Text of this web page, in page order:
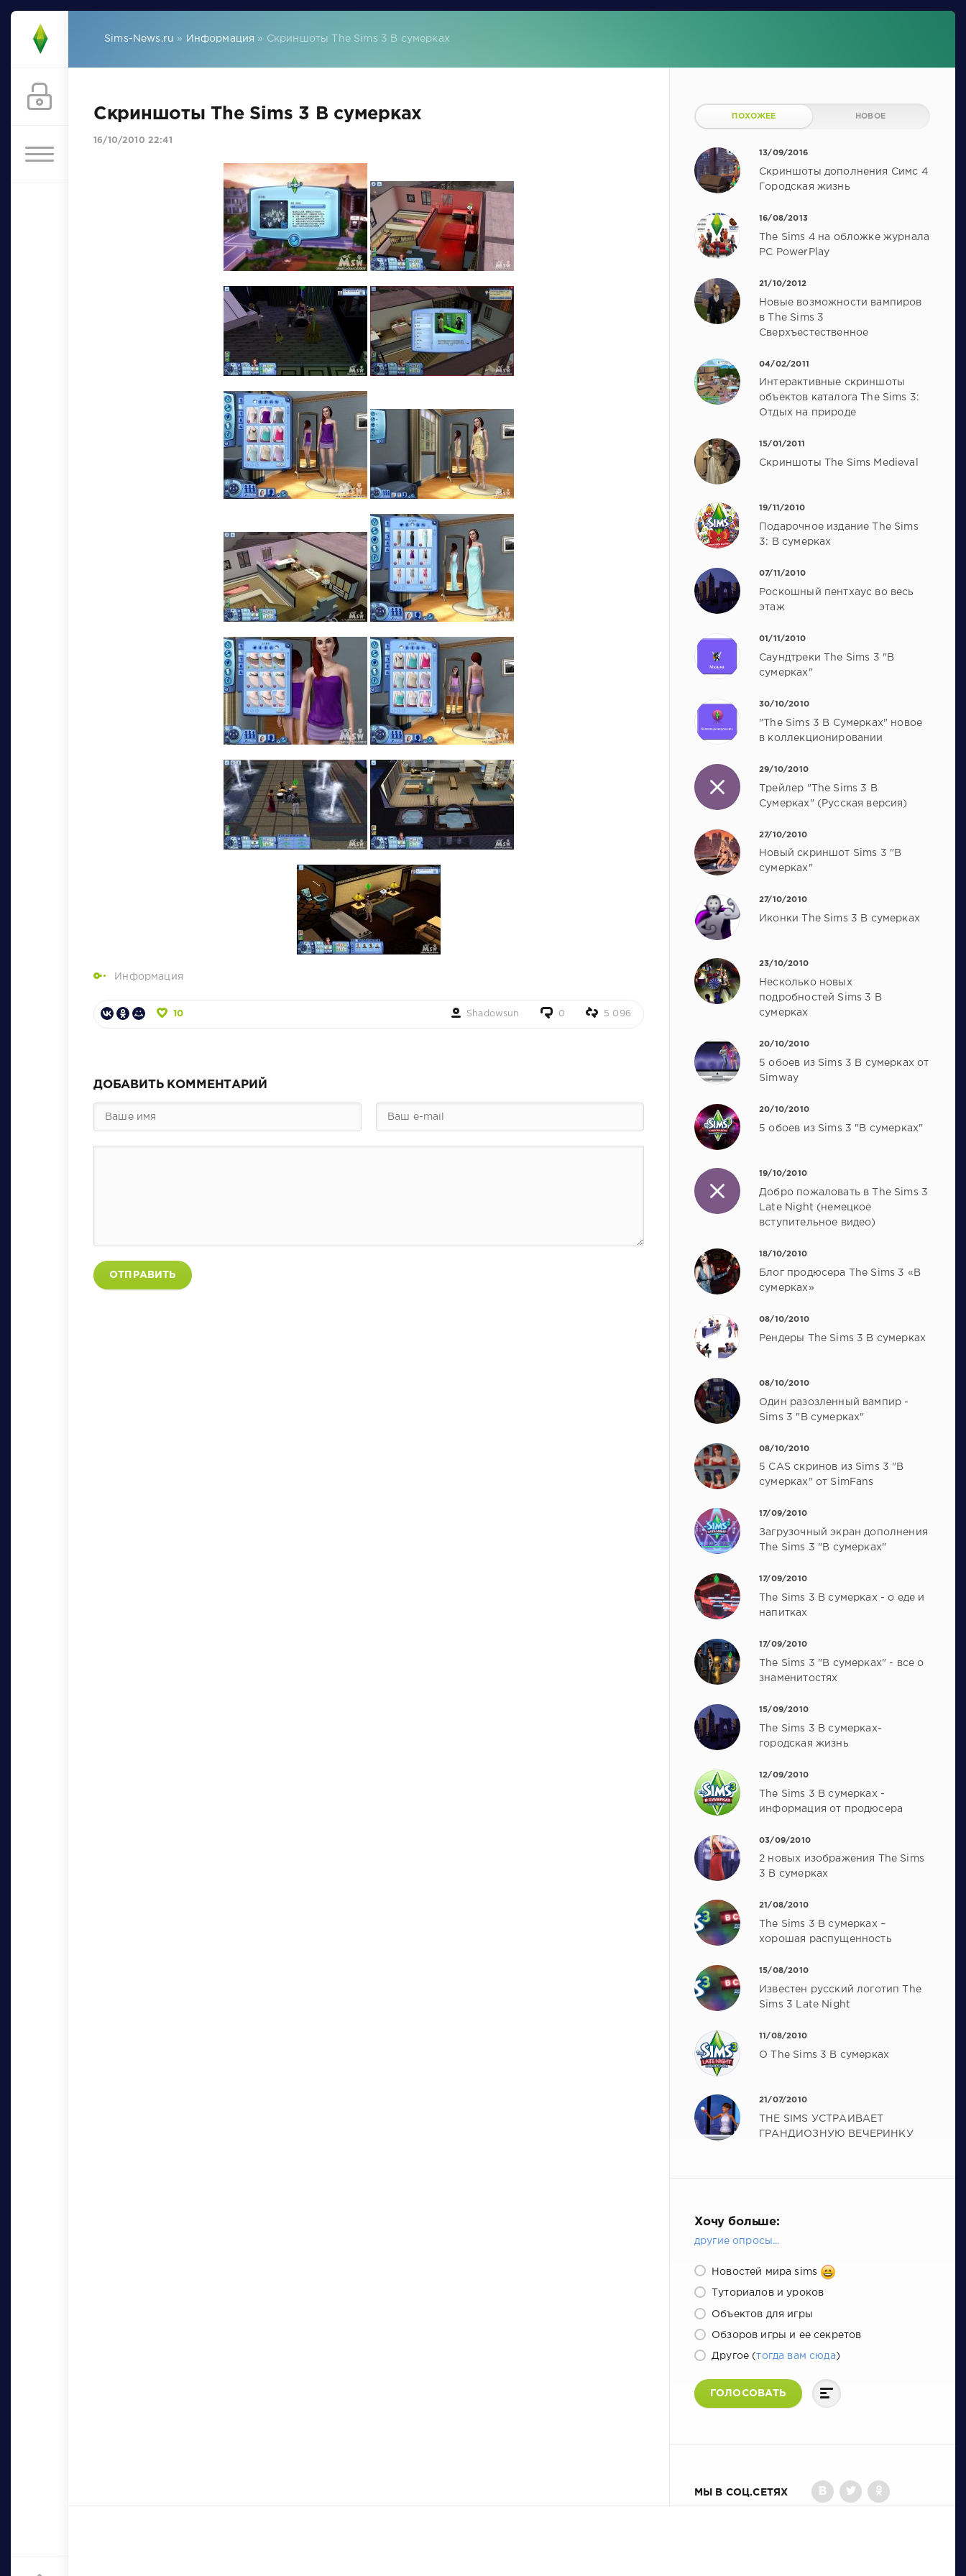
Sims-News.ru » Информация » Скриншоты The Sims 3 В сумерках
Скриншоты The Sims 3 В сумерках
16/10/2010 22:41
Информация
10 Shadowsun 0 5 096
ДОБАВИТЬ КОММЕНТАРИЙ
ОТПРАВИТЬ
ПОХОЖЕЕ НОВОЕ
13/09/2016
Скриншоты дополнения Симс 4
Городская жизнь
16/08/2013
The Sims 4 на обложке журнала
PC PowerPlay
21/10/2012
Новые возможности вампиров
в The Sims 3
Сверхъестественное
04/02/2011
Интерактивные скриншоты
объектов каталога The Sims 3:
Отдых на природе
15/01/2011
Скриншоты The Sims Medieval
19/11/2010
Подарочное издание The Sims
3: В сумерках
07/11/2010
Роскошный пентхаус во весь
этаж
01/11/2010
Саундтреки The Sims 3 "В
сумерках"
30/10/2010
"The Sims 3 В Сумерках" новое
в коллекционировании
29/10/2010
Трейлер "The Sims 3 В
Сумерках" (Русская версия)
27/10/2010
Новый скриншот Sims 3 "В
сумерках"
27/10/2010
Иконки The Sims 3 В сумерках
23/10/2010
Несколько новых
подробностей Sims 3 В
сумерках
20/10/2010
5 обоев из Sims 3 В сумерках от
Simway
20/10/2010
5 обоев из Sims 3 "В сумерках"
19/10/2010
Добро пожаловать в The Sims 3
Late Night (немецкое
вступительное видео)
18/10/2010
Блог продюсера The Sims 3 «В
сумерках»
08/10/2010
Рендеры The Sims 3 В сумерках
08/10/2010
Один разозленный вампир -
Sims 3 "В сумерках"
08/10/2010
5 CAS скринов из Sims 3 "В
сумерках" от SimFans
17/09/2010
Загрузочный экран дополнения
The Sims 3 "В сумерках"
17/09/2010
The Sims 3 В сумерках - о еде и
напитках
17/09/2010
The Sims 3 "В сумерках" - все о
знаменитостях
15/09/2010
The Sims 3 В сумерках-
городская жизнь
12/09/2010
The Sims 3 В сумерках -
информация от продюсера
03/09/2010
2 новых изображения The Sims
3 В сумерках
21/08/2010
The Sims 3 В сумерках –
хорошая распущенность
15/08/2010
Известен русский логотип The
Sims 3 Late Night
11/08/2010
О The Sims 3 В сумерках
21/07/2010
THE SIMS УСТРАИВАЕТ
ГРАНДИОЗНУЮ ВЕЧЕРИНКУ
Хочу больше:
другие опросы...
Новостей мира sims
Туториалов и уроков
Объектов для игры
Обзоров игры и ее секретов
Другое (тогда вам сюда )
ГОЛОСОВАТЬ
МЫ В СОЦ.СЕТЯХ